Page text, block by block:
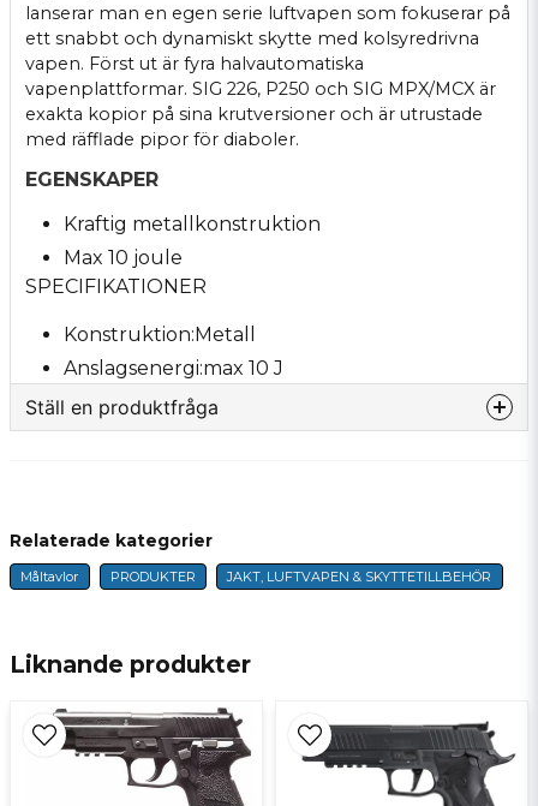
lanserar man en egen serie luftvapen som fokuserar på
ett snabbt och dynamiskt skytte med kolsyredrivna
vapen. Först ut är fyra halvautomatiska
vapenplattformar. SIG 226, P250 och SIG MPX/MCX är
exakta kopior på sina krutversioner och är utrustade
med räfflade pipor för diaboler.
EGENSKAPER
Kraftig metallkonstruktion
Max 10 joule
SPECIFIKATIONER
Konstruktion:Metall
Anslagsenergi:max 10 J
Ställ en produktfråga
name
Namn
Liknande produkter
Relaterade kategorier
Måltavlor PRODUKTER JAKT, LUFTVAPEN & SKYTTETILLBEHÖR